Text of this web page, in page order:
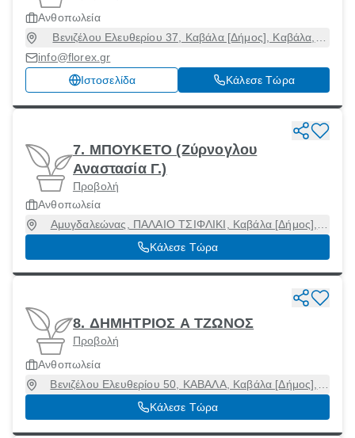
Ανθοπωλεία
Βενιζέλου Ελευθερίου 37, Καβάλα [Δήμος], Καβάλα,
info@florex.gr
Ιστοσελίδα
Κάλεσε Τώρα
7. ΜΠΟΥΚΕΤΟ (Ζύρνογλου
Αναστασία Γ.)
Προβολή
Ανθοπωλεία
Αμυγδαλεώνας, ΠΑΛΑΙΟ ΤΣΙΦΛΙΚΙ, Καβάλα [Δήμος],
Καβάλα, 65500
Κάλεσε Τώρα
8. ΔΗΜΗΤΡΙΟΣ Α ΤΖΩΝΟΣ
Προβολή
Ανθοπωλεία
Βενιζέλου Ελευθερίου 50, ΚΑΒΑΛΑ, Καβάλα [Δήμος],
Καβάλα, 65403
Κάλεσε Τώρα